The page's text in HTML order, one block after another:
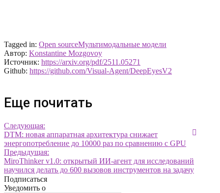
Tagged in: Open sourceМультимодальные модели
Автор: Konstantine Mozgovoy
Источник: https://arxiv.org/pdf/2511.05271
Github: https://github.com/Visual-Agent/DeepEyesV2
Еще почитать
Следующая:
DTM: новая аппаратная архитектура снижает
энергопотребление до 10000 раз по сравнению с GPU
Предыдущая:
MiroThinker v1.0: открытый ИИ-агент для исследований
научился делать до 600 вызовов инструментов на задачу
Подписаться
Уведомить о